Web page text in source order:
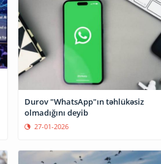
Durov "WhatsApp"ın təhlükəsiz
olmadığını deyib
27-01-2026